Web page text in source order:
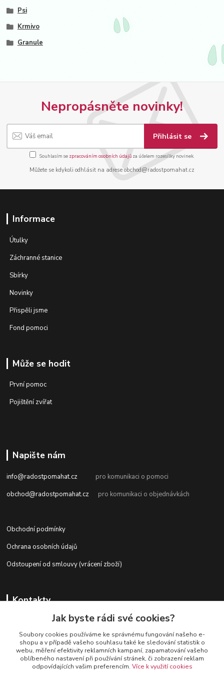
Psi
Krmivo
Granule
Nepropásněte novinky!
Přihlásit se
Souhlasím se zpracováním osobních údajů za účelem rozesílky novinek.
Můžete se kdykoli odhlásit na adrese obchod@radostpomahat.cz
Informace
Útulky
Záchranné stanice
Sbírky
Novinky
Přispěli jsme
Fond pomoci
Může se hodit
První pomoc
Pojištění zvířat
Napište nám
info@radostpomahat.cz pro komunikaci o pomoci
obchod@radostpomahat.cz pro komunikaci o objednávkách
Obchodní podmínky
Ochrana osobních údajů
Odstoupení od smlouvy (vrácení zboží)
Kontakty
+420 728 727 761
Jak byste rádi své cookies?
Soubory cookies používáme ke správnému fungování našeho e-
shopu a v případě vašeho souhlasu také ke sledování statistik o
webu, měření efektivity reklamních kampaní, zapamatování vašeho
oblíbeného nastavení při používání stránek, či zobrazení reklam
odpovídajících vašim preferencím. Více k využití cookies